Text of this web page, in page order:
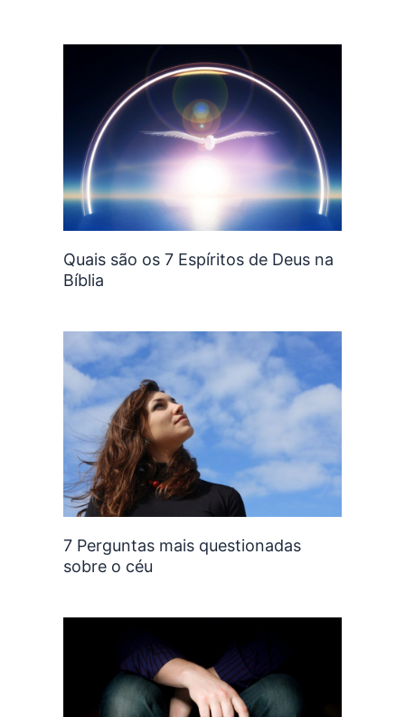
Quais são os 7 Espíritos de Deus na
Bíblia
7 Perguntas mais questionadas
sobre o céu